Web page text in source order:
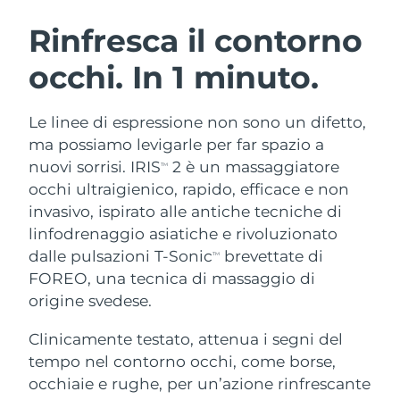
Rinfresca il contorno
occhi. In 1 minuto.
Le linee di espressione non sono un difetto,
ma possiamo levigarle per far spazio a
nuovi sorrisi. IRISTM
2 è un massaggiatore
occhi ultraigienico, rapido, efficace e non
invasivo, ispirato alle antiche tecniche di
linfodrenaggio asiatiche e rivoluzionato
dalle pulsazioni T-SonicTM
brevettate di
FOREO, una tecnica di massaggio di
origine svedese.
Clinicamente testato, attenua i segni del
tempo nel contorno occhi, come borse,
occhiaie e rughe, per un’azione rinfrescante
LUNA™ 4 pacchetto
Anti-aging massage
LUNA™ 4 Plus
Massage, LED heating
For men, anti-aging massage
BEAR™ 2 pacchetto
Microcurrent toning
BEAR™ 2 go
Microcurrent toning on-the-go
Microcurrent line smoothing device
Idratazione
UFO™ 3 pacchetto
Deep facial hydration
Near-infrared and red light therapy
device
Igiene orale
issa™ 4
Hybrid silicone sonic toothbrush
issa™ 4 plus
Smart hybrid silicone sonic toothbrush
TRATTAMENTI ANTI-AGE FAQ™
Anti-age Trattamenti LED
Austria Consegna stimata
Bahrein Consegna stimata
Belgio
Bermuda Consegna stimata
Bosnia ed
Erzegovina
Consegna stimata 8/15/26
Brunei Consegna stimata
Bulgaria
Canada Consegna stimata8/16/26
Cile Consegna stimata8/16/26